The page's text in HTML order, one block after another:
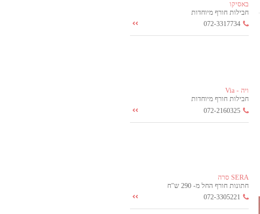
באסיקו
חבילות חורף מיוחדות
072-3317734
ויה - Via
חבילות חורף מיוחדות
072-2160325
SERA סרה
חתונות חורף החל מ- 290 ש"ח
072-3305221